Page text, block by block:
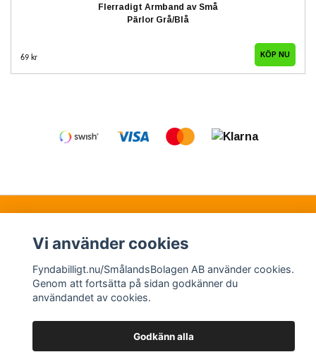
Flerradigt Armband av Små
Pärlor Grå/Blå
69 kr
© Copyright 2026 Fyndabilligt.nu/SmålandsBolagen
AB
Vi använder cookies
Fyndabilligt.nu/SmålandsBolagen AB använder cookies.
Genom att fortsätta på sidan godkänner du
användandet av cookies.
Godkänn alla